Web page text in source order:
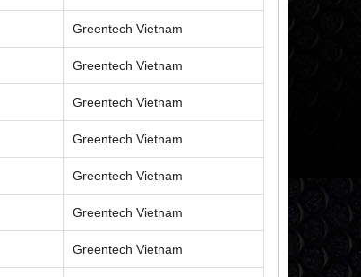
Greentech Vietnam
Greentech Vietnam
Greentech Vietnam
Greentech Vietnam
Greentech Vietnam
Greentech Vietnam
Greentech Vietnam